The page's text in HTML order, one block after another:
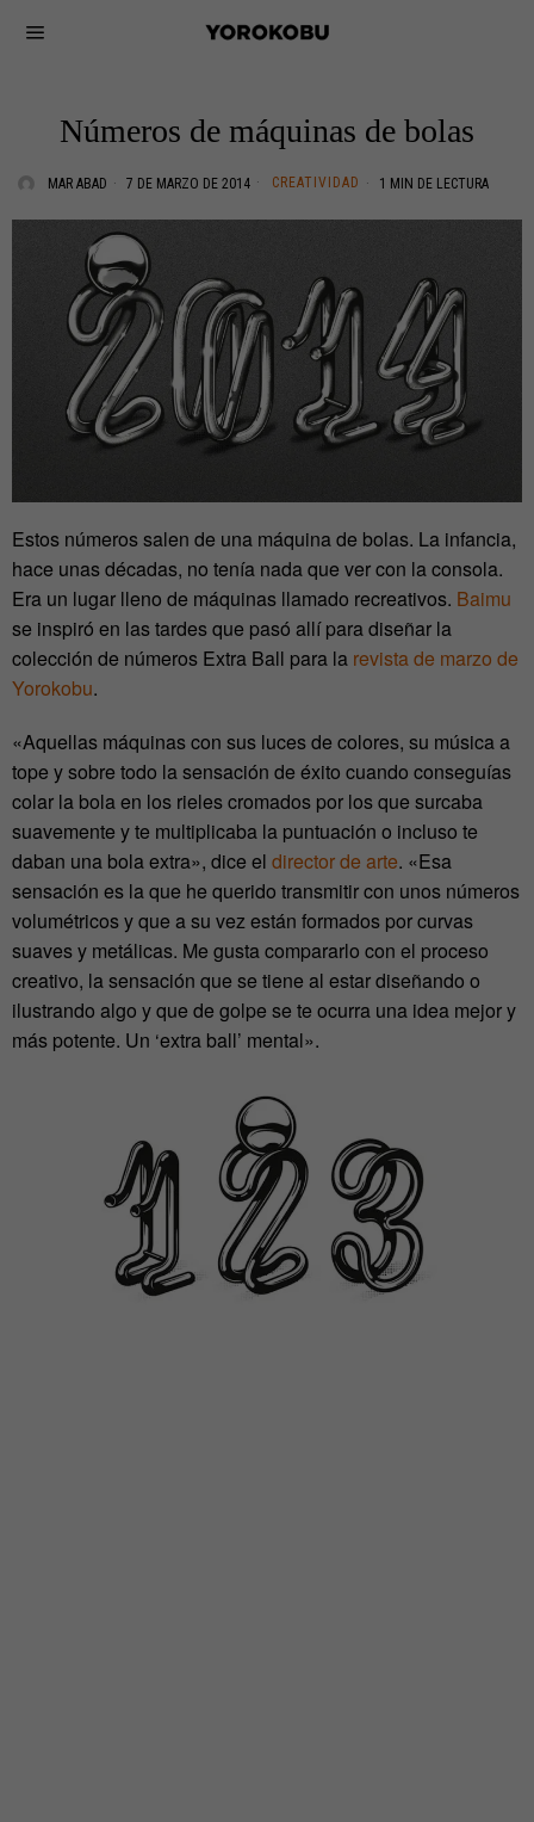
Números de máquinas de bolas
MAR ABAD 7 DE MARZO DE 2014 CREATIVIDAD 1 MIN DE LECTURA
Estos números salen de una máquina de bolas. La infancia,
hace unas décadas, no tenía nada que ver con la consola.
Era un lugar lleno de máquinas llamado recreativos. Baimu
se inspiró en las tardes que pasó allí para diseñar la
colección de números Extra Ball para la revista de marzo de
Yorokobu.
«Aquellas máquinas con sus luces de colores, su música a
tope y sobre todo la sensación de éxito cuando conseguías
colar la bola en los rieles cromados por los que surcaba
suavemente y te multiplicaba la puntuación o incluso te
daban una bola extra», dice el director de arte. «Esa
sensación es la que he querido transmitir con unos números
volumétricos y que a su vez están formados por curvas
suaves y metálicas. Me gusta compararlo con el proceso
creativo, la sensación que se tiene al estar diseñando o
ilustrando algo y que de golpe se te ocurra una idea mejor y
más potente. Un ‘extra ball’ mental».